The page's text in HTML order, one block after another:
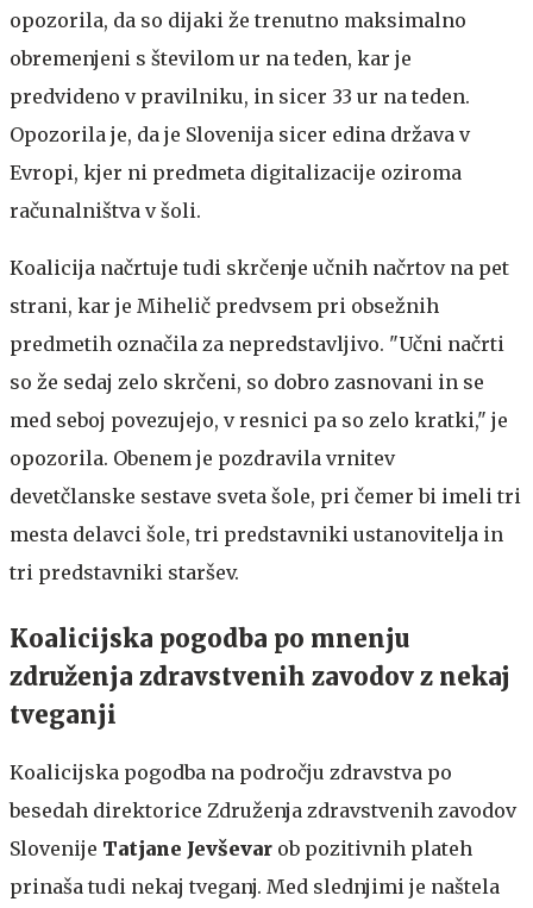
opozorila, da so dijaki že trenutno maksimalno
obremenjeni s številom ur na teden, kar je
predvideno v pravilniku, in sicer 33 ur na teden.
Opozorila je, da je Slovenija sicer edina država v
Evropi, kjer ni predmeta digitalizacije oziroma
računalništva v šoli.
Koalicija načrtuje tudi skrčenje učnih načrtov na pet
strani, kar je Mihelič predvsem pri obsežnih
predmetih označila za nepredstavljivo. "Učni načrti
so že sedaj zelo skrčeni, so dobro zasnovani in se
med seboj povezujejo, v resnici pa so zelo kratki," je
opozorila. Obenem je pozdravila vrnitev
devetčlanske sestave sveta šole, pri čemer bi imeli tri
mesta delavci šole, tri predstavniki ustanovitelja in
tri predstavniki staršev.
Koalicijska pogodba po mnenju
združenja zdravstvenih zavodov z nekaj
tveganji
Koalicijska pogodba na področju zdravstva po
besedah direktorice Združenja zdravstvenih zavodov
Slovenije Tatjane Jevševar ob pozitivnih plateh
prinaša tudi nekaj tveganj. Med slednjimi je naštela